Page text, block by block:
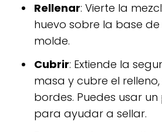
Rellenar: Vierte la
huevo sobre la base
molde.
Cubrir: Extiende la
masa y cubre el
bordes. Puedes usar
para ayudar a sellar.